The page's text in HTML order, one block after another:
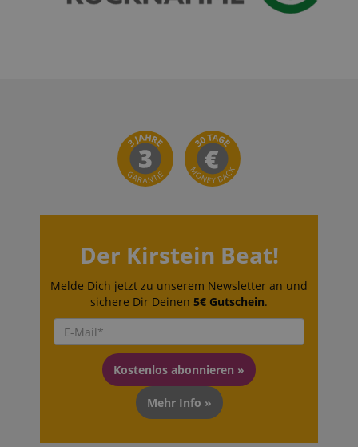
Der Kirstein Beat!
Melde Dich jetzt zu unserem Newsletter an und
sichere Dir Deinen 5€ Gutschein.
Kostenlos abonnieren »
Mehr Info »